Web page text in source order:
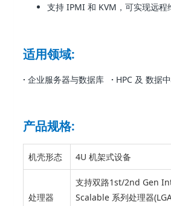
支持 IPMI 和 KVM，可实现远程
适用领域:
·企业服务器与数据库 · HPC 及 数据
产品规格:
机壳形态 4U 机架式设备
处理器
支持双路1st/2nd Gen
Scalable 系列处理器